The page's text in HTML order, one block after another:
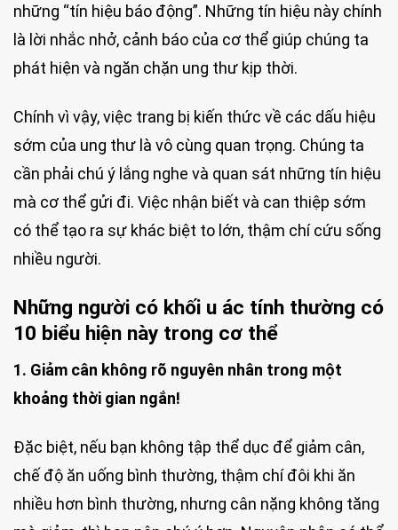
những “tín hiệu báo động”. Những tín hiệu này chính
là lời nhắc nhở, cảnh báo của cơ thể giúp chúng ta
phát hiện và ngăn chặn ung thư kịp thời.
Chính vì vậy, việc trang bị kiến thức về các dấu hiệu
sớm của ung thư là vô cùng quan trọng. Chúng ta
cần phải chú ý lắng nghe và quan sát những tín hiệu
mà cơ thể gửi đi. Việc nhận biết và can thiệp sớm
có thể tạo ra sự khác biệt to lớn, thậm chí cứu sống
nhiều người.
Những người có khối u ác tính thường có
10 biểu hiện này trong cơ thể
1. Giảm cân không rõ nguyên nhân trong một
khoảng thời gian ngắn!
Đặc biệt, nếu bạn không tập thể dục để giảm cân,
chế độ ăn uống bình thường, thậm chí đôi khi ăn
nhiều hơn bình thường, nhưng cân nặng không tăng